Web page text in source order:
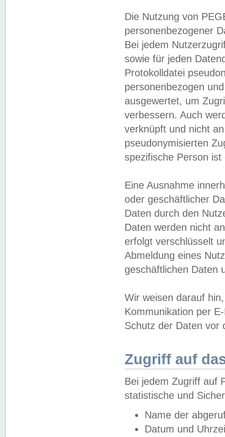
Die Nutzung von
personenbezogener
Bei jedem
sowie für jeden
Protokolldatei
personenbezogen
ausgewertet, um
verbessern. Auch
verknüpft und nicht
pseudonymisierten
spezifische Person
Eine Ausnahme
oder geschäftlicher
Daten durch den
Daten werden nicht
erfolgt verschlüsselt
Abmeldung eines
geschäftlichen Daten
Wir weisen darauf
Kommunikation per
Schutz der Daten vor
Zugriff auf
Bei jedem Zugriff auf
statistische und
Name der
Datum und